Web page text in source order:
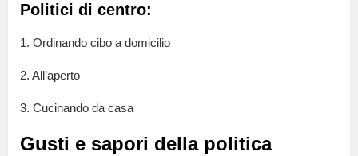
Politici di centro:
1. Ordinando cibo a domicilio
2. All’aperto
3. Cucinando da casa
Gusti e sapori della politica